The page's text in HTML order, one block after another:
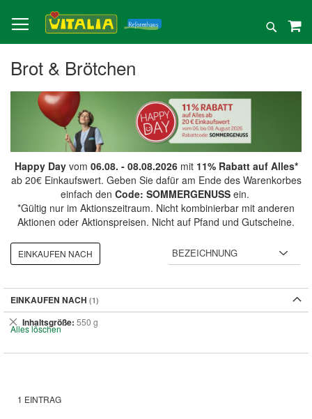
zum
Inhalt
Suche
Brot & Brötchen
Happy Dayvom 06.08. - 08.08.2026mit 11% Rabatt auf Alles*
ab 20€ Einkaufswert. Geben Sie dafür am Ende des Warenkorbes
einfach den Code: SOMMERGENUSSein.
*Gültig nur im Aktionszeitraum. Nicht kombinierbar mit anderen
Aktionen oder Aktionspreisen. Nicht auf Pfand und Gutscheine.
1 EINTRAG
EINKAUFEN NACH
EINKAUFEN NACH
Inhaltsgröße 550 g
Dies
entfernen
Alles löschen